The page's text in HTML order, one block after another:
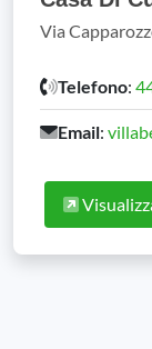
Via
Telefono:
Email: